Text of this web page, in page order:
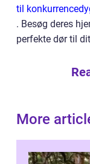
til
. Besøg deres
perfekte dør til
More